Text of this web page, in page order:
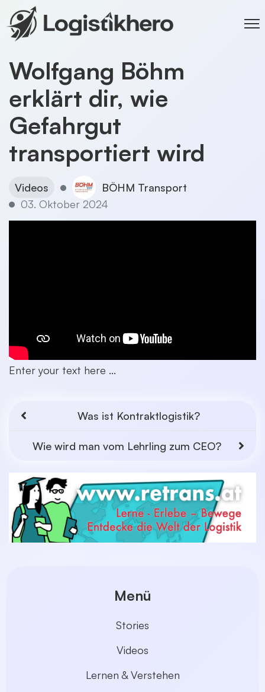
Wolfgang Böhm
erklärt dir, wie
Gefahrgut
transportiert wird
Videos
BÖHM Transport
03. Oktober 2024
Enter your text here ...
Was ist Kontraktlogistik?
Wie wird man vom Lehrling zum CEO?
Menü
Stories
Videos
Lernen & Verstehen